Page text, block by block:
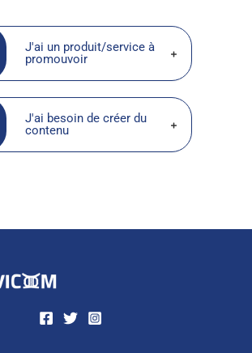
J'ai un produit/service à
promouvoir
J'ai besoin de créer du
contenu